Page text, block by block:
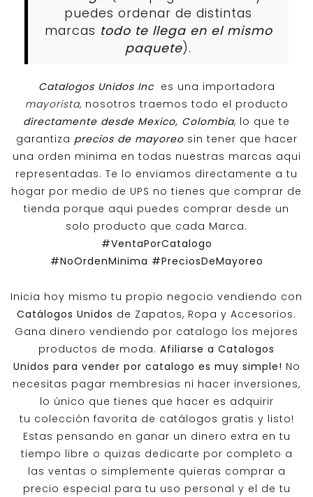
puedes ordenar de distintas
marcas todo te llega en el mismo
paquete).
Catalogos Unidos Inc es una importadora
mayorista, nosotros traemos todo el producto
directamente desde Mexico, Colombia, lo que te
garantiza precios de mayoreosin tener que hacer
una orden minima en todas nuestras marcas aqui
representadas. Te lo enviamos directamente a tu
hogar por medio de UPS no tienes que comprar de
tienda porque aqui puedes comprar desde un
solo producto que cada Marca.
#VentaPorCatalogo
#NoOrdenMinima #PreciosDeMayoreo
Inicia hoy mismo tu propio negocio vendiendo con
Catálogos Unidos de Zapatos, Ropa y Accesorios.
Gana dinero vendiendo por catalogo los mejores
productos de moda. Afiliarse a Catalogos
Unidos para vender por catalogo es muy simple! No
necesitas pagar membresias ni hacer inversiones,
lo único que tienes que hacer es adquirir
tu colección favorita de catálogos gratis y listo!
Estas pensando en ganar un dinero extra en tu
tiempo libre o quizas dedicarte por completo a
las ventas o simplemente quieras comprar a
precio especial para tu uso personal y el de tu